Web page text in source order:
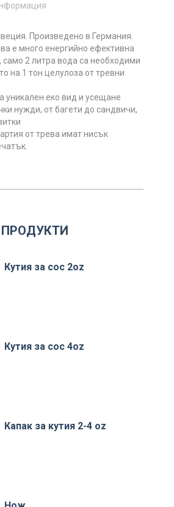
Произведено в Германия.
е много енергийно ефективна
само 2 литра вода са необходими
на 1 тон целулоза от тревни
уникален еко вид и усещане
нужди, от багети до сандвичи,
от трева имат нисък
Кутия за сос 2oz
Кутия за сос 4oz
Капак за кутия 2-4 oz